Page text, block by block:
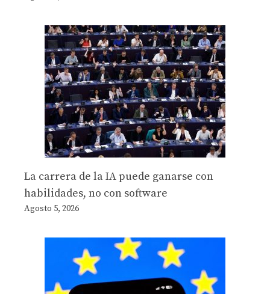
La carrera de la IA puede ganarse con
habilidades, no con software
Agosto 5, 2026